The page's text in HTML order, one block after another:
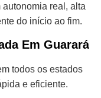
real, alta
do início ao fim.
Em Guarará
todos os estados
e eficiente.